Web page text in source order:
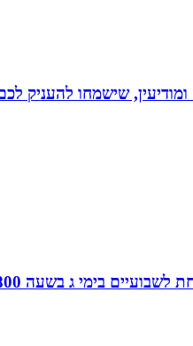
שישמחו להעניק
בימי ג בשעה 1800